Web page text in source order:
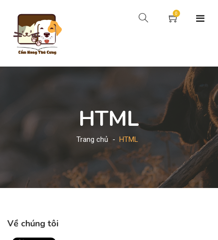
0
HTML
Trang chủ HTML
Về chúng tôi